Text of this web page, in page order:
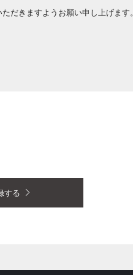
だきますようお願い申し上げます。
する